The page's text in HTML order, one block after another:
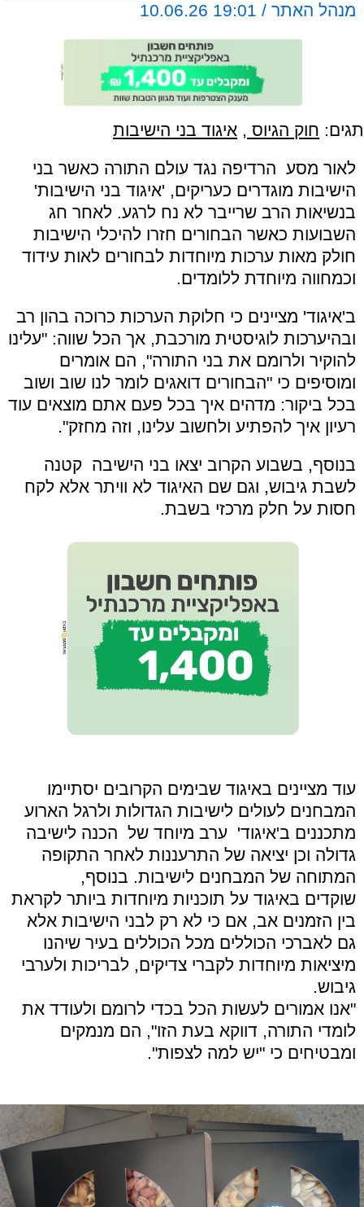
מנהל האתר / 19:01 10.06.26
תגים: חוק הגיוס , איגוד בני הישיבות
לאור מסע הרדיפה נגד עולם התורה כאשר בני
הישיבות מוגדרים כעריקים, 'איגוד בני הישיבות'
בנשיאות הרב שרייבר לא נח לרגע. לאחר חג
השבועות כאשר הבחורים חזרו להיכלי הישיבות
חולק מאות ערכות מיוחדות לבחורים לאות עידוד
וכמחווה מיוחדת ללומדים.
ב'איגוד' מציינים כי חלוקת הערכות כרוכה בהון רב
ובהיערכות לוגיסטית מורכבת, אך הכל שווה: "עלינו
להוקיר ולרומם את בני התורה", הם אומרים
ומוסיפים כי "הבחורים דואגים לומר לנו שוב ושוב
בכל ביקור: מדהים איך בכל פעם אתם מוצאים עוד
רעיון איך להפתיע ולחשוב עלינו, וזה מחזק".
בנוסף, בשבוע הקרוב יצאו בני הישיבה קטנה
לשבת גיבוש, וגם שם האיגוד לא וויתר אלא לקח
חסות על חלק מרכזי בשבת.
עוד מציינים באיגוד שבימים הקרובים יסתיימו
המבחנים לעולים לישיבות הגדולות ולרגל הארוע
מתכננים ב'איגוד' ערב מיוחד של הכנה לישיבה
גדולה וכן יציאה של התרעננות לאחר התקופה
המתוחה של המבחנים לישיבות. בנוסף,
שוקדים באיגוד על תוכניות מיוחדות ביותר לקראת
בין הזמנים אב, אם כי לא רק לבני הישיבות אלא
גם לאברכי הכוללים מכל הכוללים בעיר שיהנו
מיציאות מיוחדות לקברי צדיקים, לבריכות ולערבי
גיבוש.
"אנו אמורים לעשות הכל בכדי לרומם ולעודד את
לומדי התורה, דווקא בעת הזו", הם מנמקים
ומבטיחים כי "יש למה לצפות".